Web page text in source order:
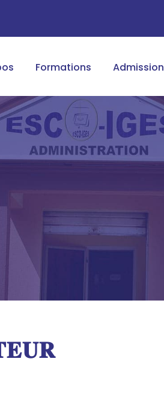
Formations Admission